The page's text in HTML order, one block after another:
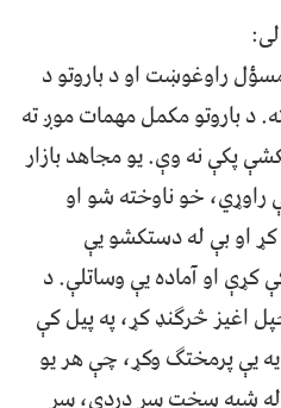
راوغوښت او د باروتو د
د باروتو مکمل مهمات موږ ته
پکې نه وې. يو مجاهد بازار
خو ناوخته شو او
او بې له دستکشو یې
کړې او آماده يې وساتلې. د
اغيز څرګنډ کړ، په پيل کې
يې پرمختګ وکړ، چې هر يو
شپه سخت سر دردي، سر